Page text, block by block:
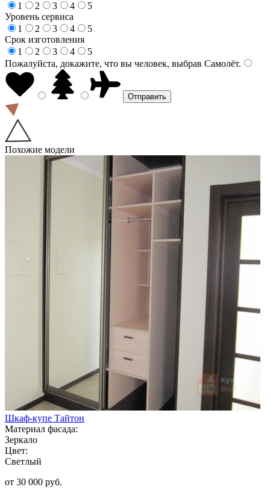
1 2 3 4
5
Уровень сервиса
1
2 3 4
5
Срок изготовления
1
2 3 4
5
Пожалуйста, докажите, что вы человек, выбрав Самолёт.
Похожие модели
Шкаф-купе Тайтон
Материал фасада:
Зеркало
Цвет:
Светлый
от 30 000 руб.